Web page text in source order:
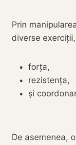
Prin
diverse
forța,
rezistența,
și
De asemenea,